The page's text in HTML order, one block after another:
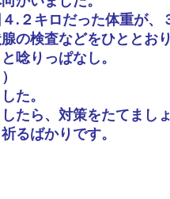
.２キロだった体重が、
の検査などをひととお
唸りっぱなし。
た。
たら、対策をたてまし
るばかりです。